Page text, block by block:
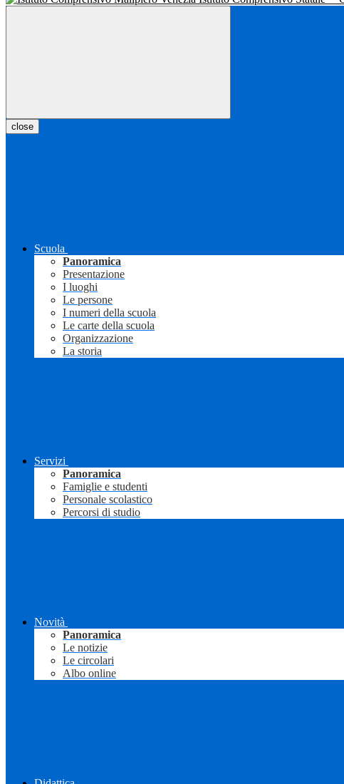
close
Scuola
Panoramica
Presentazione
I luoghi
Le persone
I numeri della scuola
Le carte della scuola
Organizzazione
La storia
Servizi
Panoramica
Famiglie e studenti
Personale scolastico
Percorsi di studio
Novità
Panoramica
Le notizie
Le circolari
Albo online